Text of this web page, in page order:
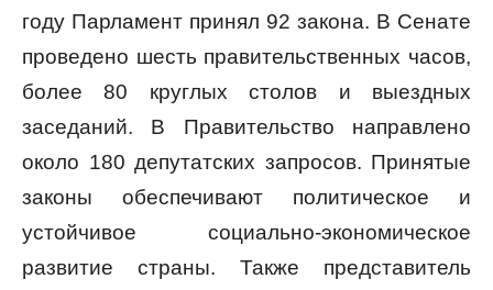
году Парламент принял 92 закона. В Сенате
проведено шесть правительственных часов,
более 80 круглых столов и выездных
заседаний. В Правительство направлено
около 180 депутатских запросов. Принятые
законы обеспечивают политическое и
устойчивое социально-экономическое
развитие страны. Также представитель